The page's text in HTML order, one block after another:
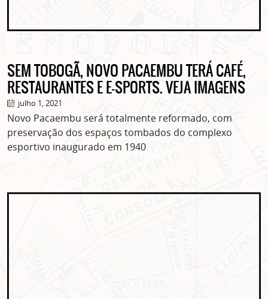
SEM TOBOGÃ, NOVO PACAEMBU TERÁ CAFÉ,
RESTAURANTES E E-SPORTS. VEJA IMAGENS
julho 1, 2021
Novo Pacaembu será totalmente reformado, com
preservação dos espaços tombados do complexo
esportivo inaugurado em 1940